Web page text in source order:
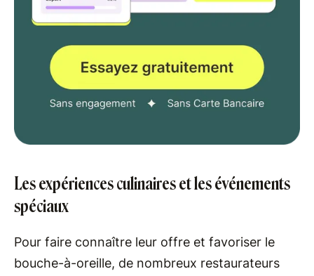
Les expériences culinaires et les événements
spéciaux
Pour faire connaître leur offre et favoriser le
bouche-à-oreille, de nombreux restaurateurs